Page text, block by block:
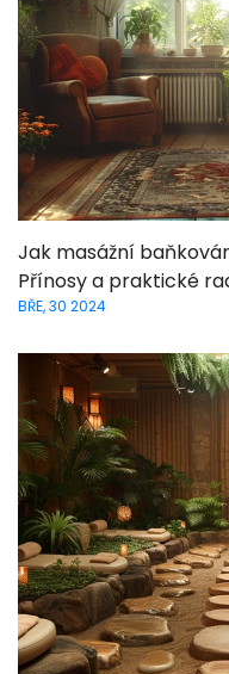
Jak masážní
Přínosy a praktické
BŘE, 30 2024